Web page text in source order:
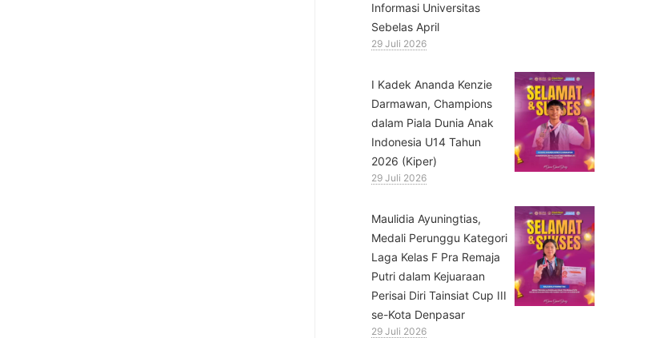
Informasi Universitas
Sebelas April
29 Juli 2026
⁠I Kadek Ananda Kenzie
Darmawan, Champions
dalam Piala Dunia Anak
Indonesia U14 Tahun
2026 (Kiper)
29 Juli 2026
⁠Maulidia Ayuningtias,
Medali Perunggu Kategori
Laga Kelas F Pra Remaja
Putri dalam Kejuaraan
Perisai Diri Tainsiat Cup III
se-Kota Denpasar
29 Juli 2026